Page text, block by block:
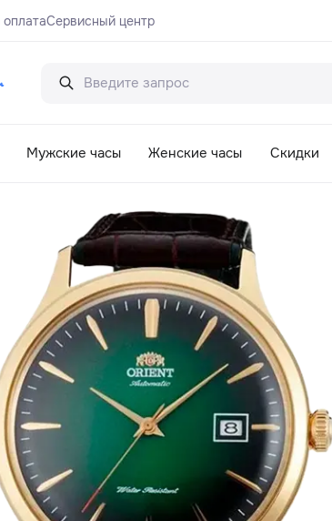
Сервисный центр
Мужские часы Женские часы Скидки